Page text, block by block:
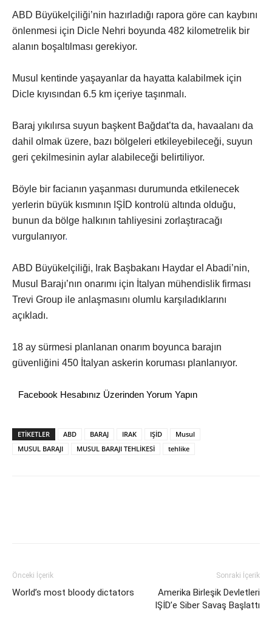
ABD Büyükelçiliği’nin hazırladığı rapora göre can kaybını
önlenmesi için Dicle Nehri boyunda 482 kilometrelik bir
alanın boşaltılması gerekiyor.
Musul kentinde yaşayanlar da hayatta kalabilmek için
Dicle kıyısından 6.5 km içeriye taşınmalı.
Baraj yıkılırsa suyun başkent Bağdat’ta da, havaalanı da
dahil olmak üzere, bazı bölgeleri etkileyebileceği, suyun
geri çekilmesinin aylar alabileceği belirtiliyor.
Böyle bir facianın yaşanması durumunda etkilenecek
yerlerin büyük kısmının IŞİD kontrolü altında olduğu,
bunun da bölge halkının tahliyesini zorlaştıracağı
vurgulanıyor.
ABD Büyükelçiliği, Irak Başbakanı Haydar el Abadi’nin,
Musul Barajı’nın onarımı için İtalyan mühendislik firması
Trevi Group ile anlaşmasını olumlu karşıladıklarını
açıkladı.
18 ay sürmesi planlanan onarım boyunca barajın
güvenliğini 450 İtalyan askerin koruması planlanıyor.
Facebook Hesabınız Üzerinden Yorum Yapın
ETİKETLER ABD BARAJ IRAK IŞİD
Musul
MUSUL BARAJI
MUSUL BARAJI TEHLİKESİ tehlike
Önceki İçerik
World’s most bloody dictators
Sonraki İçerik
Amerika Birleşik Devletleri
IŞİD’e Siber Savaş Başlattı